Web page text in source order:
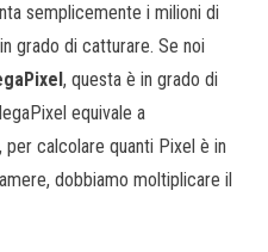
semplicemente i milioni di
grado di catturare. Se noi
, questa è in grado di
equivale a
calcolare quanti Pixel è in
dobbiamo moltiplicare il